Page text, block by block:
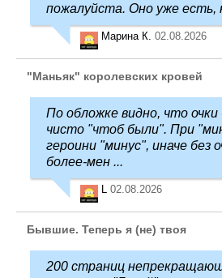
пожалуйста. Оно уже есть,
Марина К. 02.08.2026
"Маньяк" королевских кровей
По обложке видно, что очки
чисто "чтоб были". При
героини "минус", иначе без
более-мен ...
L 02.08.2026
Бывшие. Теперь я (не) твоя
200 страниц